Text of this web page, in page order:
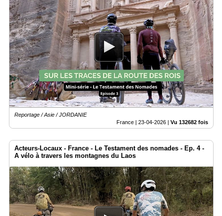
Reportage / Asie / JORDANIE
France | 23-04-2026 | Vu 132682 fois
Acteurs-Locaux - France - Le Testament des nomades - Ep. 4 -
A vélo à travers les montagnes du Laos